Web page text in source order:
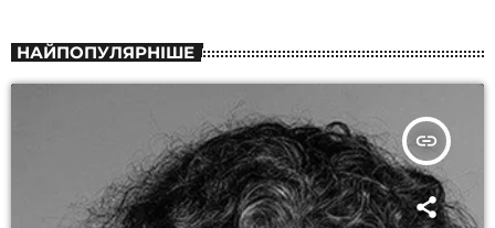
НАЙПОПУЛЯРНІШЕ
insert_link